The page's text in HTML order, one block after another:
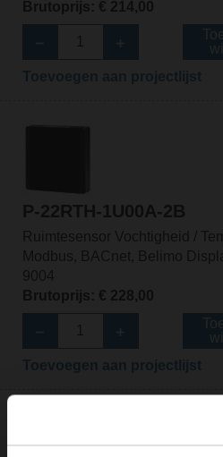
Brutoprijs: € 214,00
P-22RTH-1U00A-2B
Ruimtesensor Vochtigheid /
Modbus, BACnet, Belimo
9004
Brutoprijs: € 228,00
Toevoegen aan projectlijst